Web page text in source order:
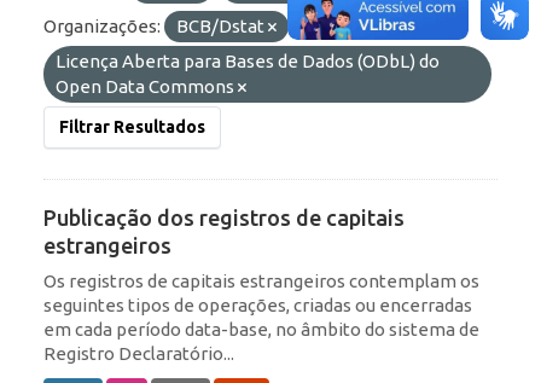
Organizações:
BCB/Dstat
Licenças:
Licença Aberta para Bases de Dados (ODbL) do
Open Data Commons
Filtrar Resultados
Publicação dos registros de capitais
estrangeiros
Os registros de capitais estrangeiros contemplam os
seguintes tipos de operações, criadas ou encerradas
em cada período data-base, no âmbito do sistema de
Registro Declaratório...